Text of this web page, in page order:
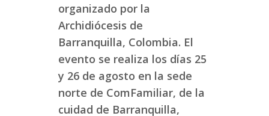
organizado por la
Archidiócesis de
Barranquilla, Colombia. El
evento se realiza los días 25
y 26 de agosto en la sede
norte de ComFamiliar, de la
cuidad de Barranquilla,